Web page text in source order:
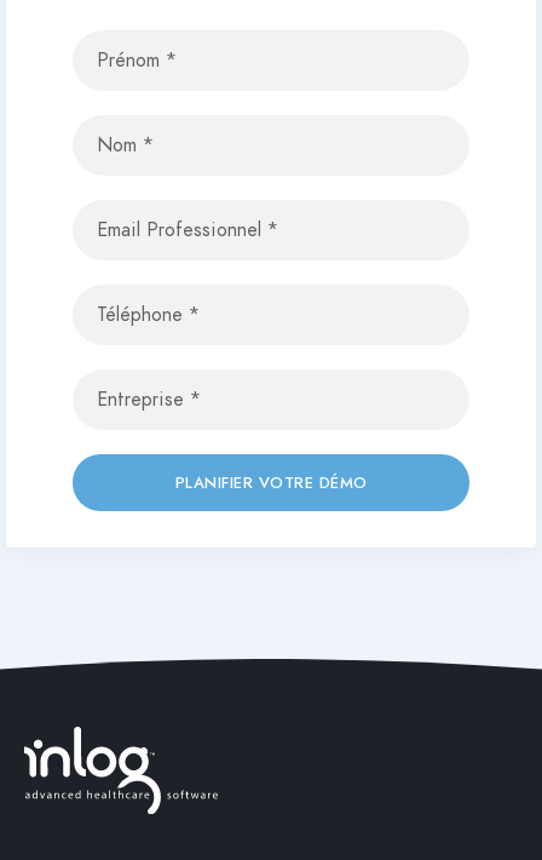
PLANIFIER VOTRE DÉMO